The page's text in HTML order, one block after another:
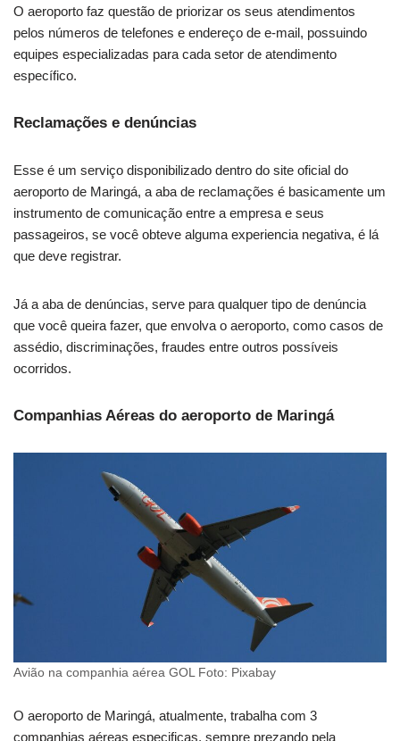
O aeroporto faz questão de priorizar os seus atendimentos
pelos números de telefones e endereço de e-mail, possuindo
equipes especializadas para cada setor de atendimento
específico.
Reclamações e denúncias
Esse é um serviço disponibilizado dentro do site oficial do
aeroporto de Maringá, a aba de reclamações é basicamente um
instrumento de comunicação entre a empresa e seus
passageiros, se você obteve alguma experiencia negativa, é lá
que deve registrar.
Já a aba de denúncias, serve para qualquer tipo de denúncia
que você queira fazer, que envolva o aeroporto, como casos de
assédio, discriminações, fraudes entre outros possíveis
ocorridos.
Companhias Aéreas do aeroporto de Maringá
Avião na companhia aérea GOL Foto: Pixabay
O aeroporto de Maringá, atualmente, trabalha com 3
companhias aéreas especificas, sempre prezando pela